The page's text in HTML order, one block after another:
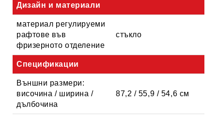
Дизайн и материали
материал регулируеми
рафтове във
фризерното отделение
стъкло
Спецификации
Външни размери:
височина / ширина /
дълбочина
87,2 / 55,9 / 54,6 см